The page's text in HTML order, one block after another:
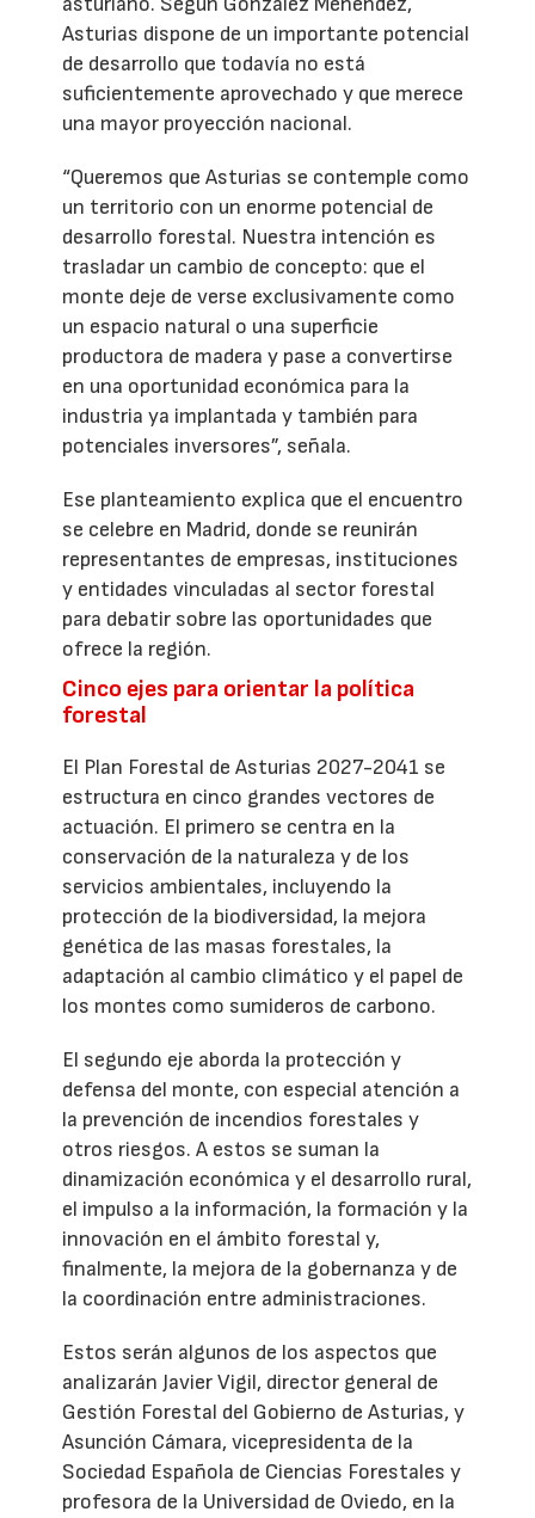
Asturias dispone de un importante potencial
de desarrollo que todavía no está
suficientemente aprovechado y que merece
una mayor proyección nacional.
“Queremos que Asturias se contemple como
un territorio con un enorme potencial de
desarrollo forestal. Nuestra intención es
trasladar un cambio de concepto: que el
monte deje de verse exclusivamente como
un espacio natural o una superficie
productora de madera y pase a convertirse
en una oportunidad económica para la
industria ya implantada y también para
potenciales inversores”, señala.
Ese planteamiento explica que el encuentro
se celebre en Madrid, donde se reunirán
representantes de empresas, instituciones
y entidades vinculadas al sector forestal
para debatir sobre las oportunidades que
ofrece la región.
Cinco ejes para orientar la política
forestal
El Plan Forestal de Asturias 2027-2041 se
estructura en cinco grandes vectores de
actuación. El primero se centra en la
conservación de la naturaleza y de los
servicios ambientales, incluyendo la
protección de la biodiversidad, la mejora
genética de las masas forestales, la
adaptación al cambio climático y el papel de
los montes como sumideros de carbono.
El segundo eje aborda la protección y
defensa del monte, con especial atención a
la prevención de incendios forestales y
otros riesgos. A estos se suman la
dinamización económica y el desarrollo rural,
el impulso a la información, la formación y la
innovación en el ámbito forestal y,
finalmente, la mejora de la gobernanza y de
la coordinación entre administraciones.
Estos serán algunos de los aspectos que
analizarán Javier Vigil, director general de
Gestión Forestal del Gobierno de Asturias, y
Asunción Cámara, vicepresidenta de la
Sociedad Española de Ciencias Forestales y
profesora de la Universidad de Oviedo, en la